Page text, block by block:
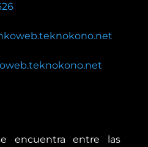
encuentra entre las